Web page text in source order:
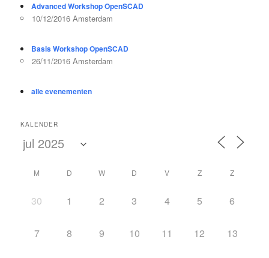
Advanced Workshop OpenSCAD
10/12/2016 Amsterdam
Basis Workshop OpenSCAD
26/11/2016 Amsterdam
alle evenementen
KALENDER
M D W D V Z Z
30 1 2 3 4 5 6
7 8 9 10 11 12 13